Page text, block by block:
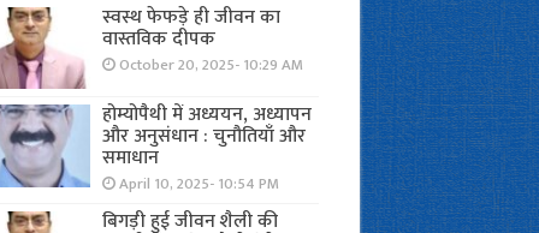
स्वस्थ फेफड़े ही जीवन का
वास्तविक दीपक
October 20, 2025- 10:29 AM
होम्योपैथी में अध्ययन, अध्यापन
और अनुसंधान : चुनौतियाँ और
समाधान
April 10, 2025- 10:54 PM
बिगड़ी हुई जीवन शैली की